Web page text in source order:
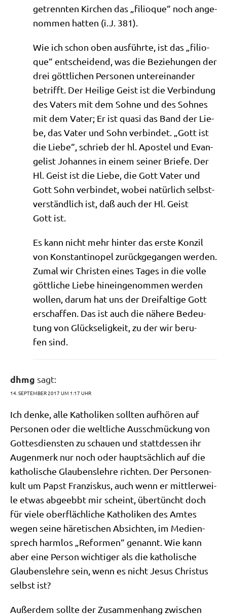
getrenn­ten Kir­chen das „fili­o­que“ noch ange­
nom­men hat­ten (i.J. 381).
Wie ich schon oben aus­führ­te, ist das „fili­o­
que“ ent­schei­dend, was die Bezie­hun­gen der
drei gött­li­chen Per­so­nen unter­ein­an­der
betrifft. Der Hei­li­ge Geist ist die Ver­bin­dung
des Vaters mit dem Soh­ne und des Soh­nes
mit dem Vater; Er ist qua­si das Band der Lie­
be, das Vater und Sohn ver­bin­det. „Gott ist
die Lie­be“, schrieb der hl. Apo­stel und Evan­
ge­list Johan­nes in einem sei­ner Brie­fe. Der
Hl. Geist ist die Lie­be, die Gott Vater und
Gott Sohn ver­bin­det, wobei natür­lich selbst­
ver­ständ­lich ist, daß auch der Hl. Geist
Gott ist.
Es kann nicht mehr hin­ter das erste Kon­zil
von Kon­stan­ti­no­pel zurück­ge­gan­gen wer­den.
Zumal wir Chri­sten eines Tages in die vol­le
gött­li­che Lie­be hin­ein­ge­nom­men wer­den
wol­len, dar­um hat uns der Drei­fal­ti­ge Gott
erschaf­fen. Das ist auch die nähe­re Bedeu­
tung von Glück­se­lig­keit, zu der wir beru­
fen sind.
dhmg sagt:
14. SEPTEMBER 2017 UM 1:17 UHR
Ich den­ke, alle Katho­li­ken soll­ten auf­hö­ren auf
Per­so­nen oder die welt­li­che Aus­schmückung von
Got­tes­dien­sten zu schau­en und statt­des­sen ihr
Augen­merk nur noch oder haupt­säch­lich auf die
katho­li­sche Glau­bens­leh­re rich­ten. Der Per­so­nen­
kult um Papst Fran­zis­kus, auch wenn er mitt­ler­wei­
le etwas abge­ebbt mir scheint, über­tüncht doch
für vie­le ober­fläch­li­che Katho­li­ken des Amtes
wegen sei­ne häre­ti­schen Absich­ten, im Medi­en­
sprech harm­los „Refor­men“ genannt. Wie kann
aber eine Per­son wich­ti­ger als die katho­li­sche
Glau­bens­leh­re sein, wenn es nicht Jesus Chri­stus
selbst ist?
Außer­dem soll­te der Zusam­men­hang zwi­schen